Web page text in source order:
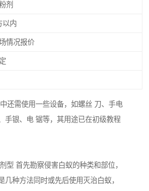
剂
以内
情况报价
还需使用一些设备，如螺丝 刀、手电
手银、电 锯等，其用途已在初级教程
型 首先勘察侵害白蚁的种类和部位，
几种方法同时或先后使用灭治白蚁，